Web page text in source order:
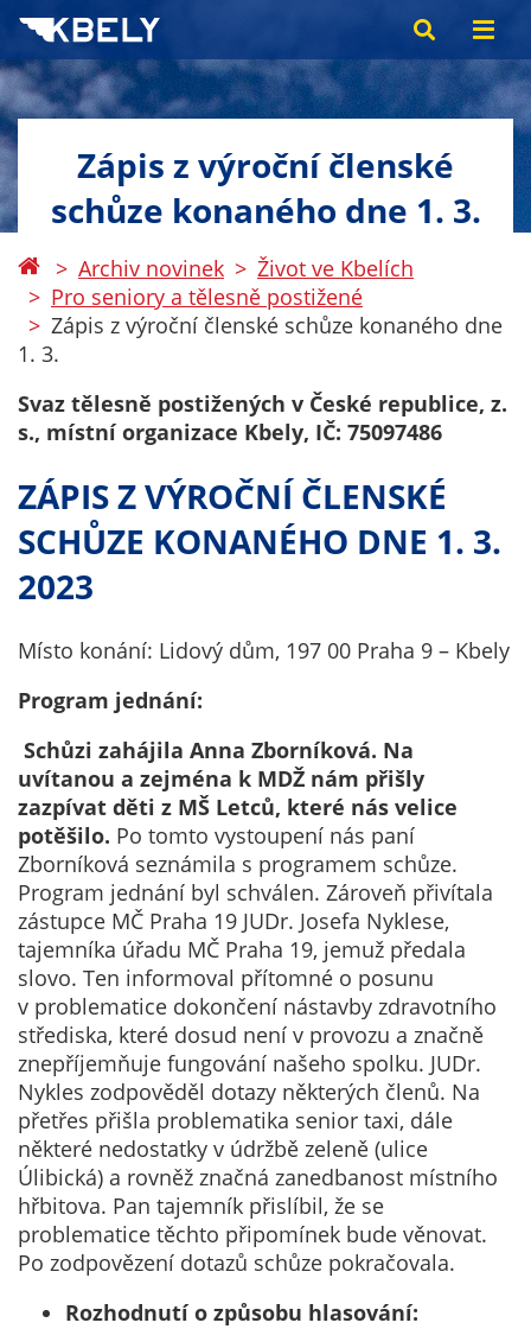
Zápis z výroční členské
schůze konaného dne 1. 3.
Archiv novinek
Život ve Kbelích
Pro seniory a tělesně postižené
Zápis z výroční členské schůze konaného dne
1. 3.
Svaz tělesně postižených v České republice, z.
s., místní organizace Kbely, IČ: 75097486
ZÁPIS Z VÝROČNÍ ČLENSKÉ
SCHŮZE KONANÉHO DNE 1. 3.
2023
Místo konání: Lidový dům, 197 00 Praha 9 – Kbely
Program jednání:
Schůzi zahájila Anna Zborníková. Na
uvítanou a zejména k MDŽ nám přišly
zazpívat děti z MŠ Letců, které nás velice
potěšilo. Po tomto vystoupení nás paní
Zborníková seznámila s programem schůze.
Program jednání byl schválen. Zároveň přivítala
zástupce MČ Praha 19 JUDr. Josefa Nyklese,
tajemníka úřadu MČ Praha 19, jemuž předala
slovo. Ten informoval přítomné o posunu
v problematice dokončení nástavby zdravotního
střediska, které dosud není v provozu a značně
znepříjemňuje fungování našeho spolku. JUDr.
Nykles zodpověděl dotazy některých členů. Na
přetřes přišla problematika senior taxi, dále
některé nedostatky v údržbě zeleně (ulice
Úlibická) a rovněž značná zanedbanost místního
hřbitova. Pan tajemník přislíbil, že se
problematice těchto připomínek bude věnovat.
Po zodpovězení dotazů schůze pokračovala.
Rozhodnutí o způsobu hlasování:
Technické
cookies
nezbytné pro
funkcí, které
nabízí.
Nepožadujeme
Váš souhlas s
využitím
technických
cookies na
našem webu. Z
tohoto důvodu
technické
cookies
nemohou být
individuálně
deaktivovány
nebo
aktivovány.
Analytické
cookies